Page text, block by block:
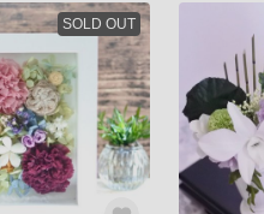
SOLD OUT